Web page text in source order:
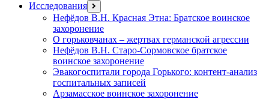
Исследования открыть
меню
Нефёдов В.Н. Красная Этна: Братское воинское
захоронение
О горьковчанах – жертвах германской агрессии
Нефёдов В.Н. Старо-Сормовское братское
воинское захоронение
Эвакогоспитали города Горького: контент-анализ
госпитальных записей
Арзамасское воинское захоронение